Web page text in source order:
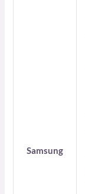
Samsung